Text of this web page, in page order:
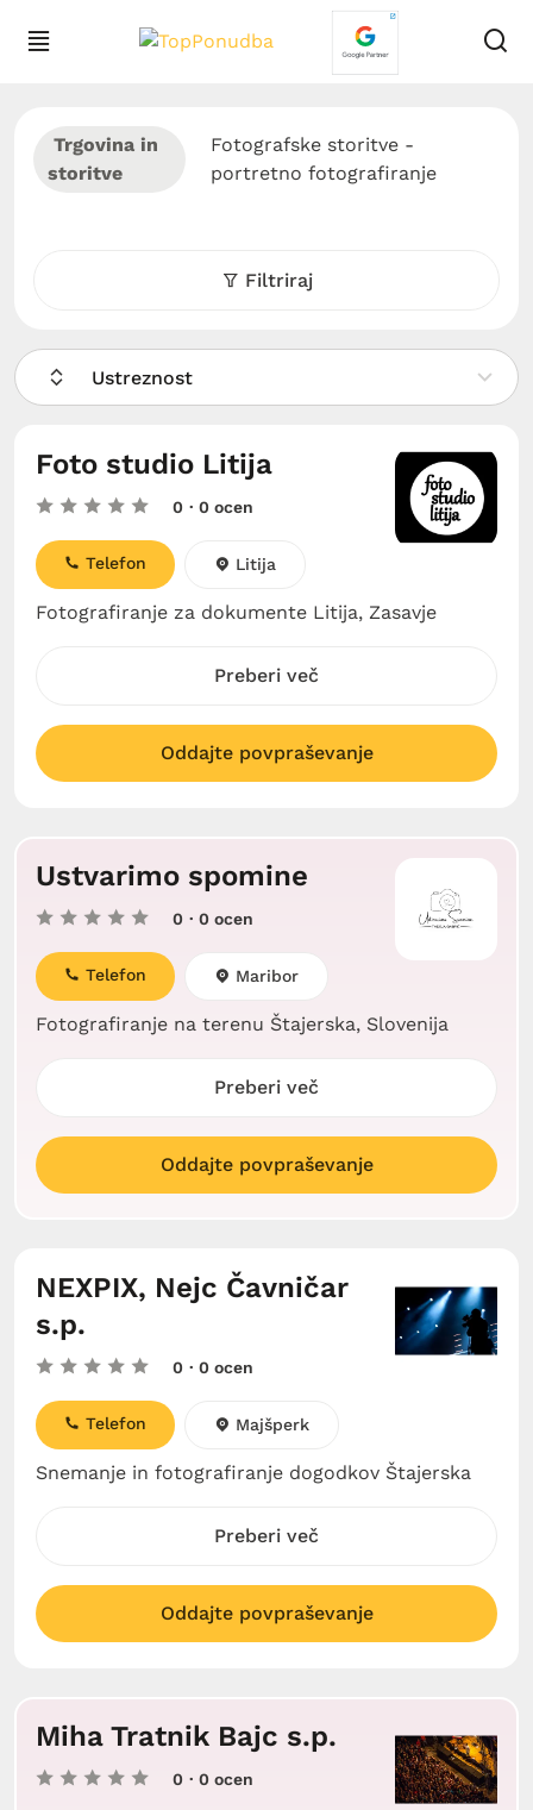
Trgovina in
storitve
Fotografske storitve -
portretno fotografiranje
Filtriraj
Ustreznost
Foto studio Litija
0 · 0 ocen
Fotografiranje za dokumente Litija, Zasavje
Telefon Litija
Preberi več
Oddajte povpraševanje
Ustvarimo spomine
0 · 0 ocen
Fotografiranje na terenu Štajerska, Slovenija
Telefon Maribor
Preberi več
Oddajte povpraševanje
NEXPIX, Nejc Čavničar
s.p.
0 · 0 ocen
Snemanje in fotografiranje dogodkov Štajerska
Telefon Majšperk
Preberi več
Oddajte povpraševanje
Miha Tratnik Bajc s.p.
0 · 0 ocen